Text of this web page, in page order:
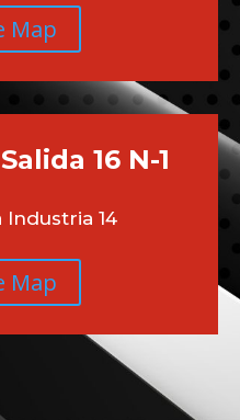
Map
16 N-1
Industria 14
Map